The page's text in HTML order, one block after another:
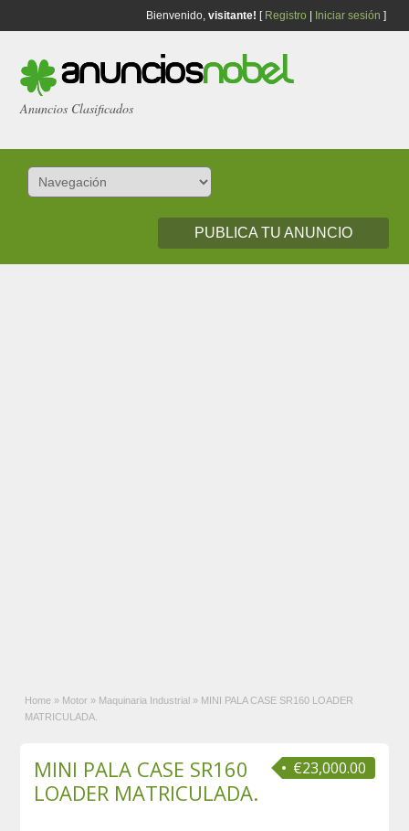
Bienvenido, visitante! [ Registro Iniciar sesión ]
Anuncios Clasificados
PUBLICA TU ANUNCIO
Home » Motor » Maquinaria Industrial » MINI PALA CASE SR160 LOADER
MATRICULADA.
€23,000.00
MINI PALA CASE SR160
LOADER MATRICULADA.